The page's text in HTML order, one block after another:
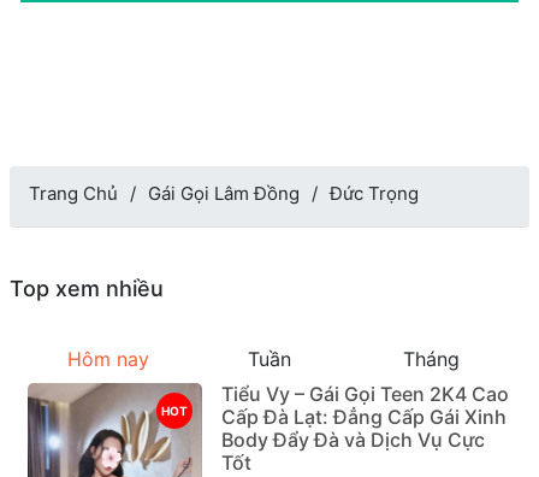
Trang Chủ Gái Gọi Lâm Đồng Đức Trọng
Top xem nhiều
Hôm nay Tuần Tháng
HOT
Tiểu Vy – Gái Gọi Teen 2K4 Cao
Cấp Đà Lạt: Đẳng Cấp Gái Xinh
Body Đẩy Đà và Dịch Vụ Cực
Tốt